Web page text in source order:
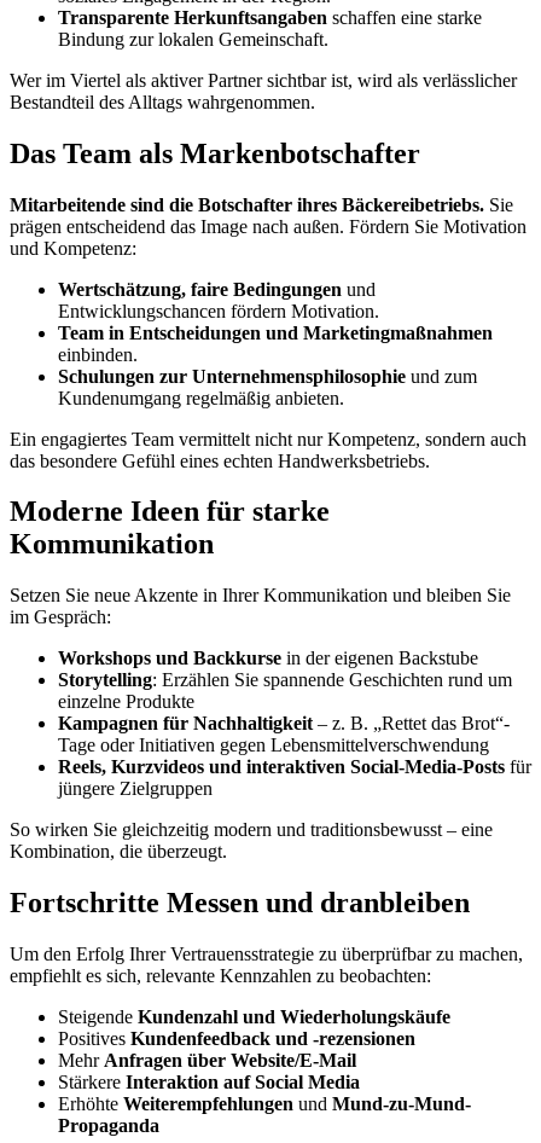
Transparente Herkunftsangaben schaffen eine starke
Bindung zur lokalen Gemeinschaft.
Wer im Viertel als aktiver Partner sichtbar ist, wird als verlässlicher
Bestandteil des Alltags wahrgenommen.
Das Team als Markenbotschafter
Mitarbeitende sind die Botschafter ihres Bäckereibetriebs. Sie
prägen entscheidend das Image nach außen. Fördern Sie Motivation
und Kompetenz:
Wertschätzung, faire Bedingungen und
Entwicklungschancen fördern Motivation.
Team in Entscheidungen und Marketingmaßnahmen
einbinden.
Schulungen zur Unternehmensphilosophie und zum
Kundenumgang regelmäßig anbieten.
Ein engagiertes Team vermittelt nicht nur Kompetenz, sondern auch
das besondere Gefühl eines echten Handwerksbetriebs.
Moderne Ideen für starke
Kommunikation
Setzen Sie neue Akzente in Ihrer Kommunikation und bleiben Sie
im Gespräch:
Workshops und Backkurse in der eigenen Backstube
Storytelling: Erzählen Sie spannende Geschichten rund um
einzelne Produkte
Kampagnen für Nachhaltigkeit – z. B. „Rettet das Brot“-
Tage oder Initiativen gegen Lebensmittelverschwendung
Reels, Kurzvideos und interaktiven Social-Media-Posts für
jüngere Zielgruppen
So wirken Sie gleichzeitig modern und traditionsbewusst – eine
Kombination, die überzeugt.
Fortschritte Messen und dranbleiben
Um den Erfolg Ihrer Vertrauensstrategie zu überprüfbar zu machen,
empfiehlt es sich, relevante Kennzahlen zu beobachten:
Steigende Kundenzahl und Wiederholungskäufe
Positives Kundenfeedback und -rezensionen
Mehr Anfragen über Website/E-Mail
Stärkere Interaktion auf Social Media
Erhöhte Weiterempfehlungen und Mund-zu-Mund-
Propaganda